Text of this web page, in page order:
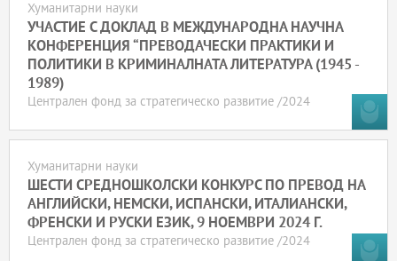
Хуманитарни науки
УЧАСТИЕ С ДОКЛАД В МЕЖДУНАРОДНА НАУЧНА
КОНФЕРЕНЦИЯ “ПРЕВОДАЧЕСКИ ПРАКТИКИ И
ПОЛИТИКИ В КРИМИНАЛНАТА ЛИТЕРАТУРА (1945 -
1989)
Централен фонд за стратегическо развитие /2024
Хуманитарни науки
ШЕСТИ СРЕДНОШКОЛСКИ КОНКУРС ПО ПРЕВОД НА
АНГЛИЙСКИ, НЕМСКИ, ИСПАНСКИ, ИТАЛИАНСКИ,
ФРЕНСКИ И РУСКИ ЕЗИК, 9 НОЕМВРИ 2024 Г.
Централен фонд за стратегическо развитие /2024